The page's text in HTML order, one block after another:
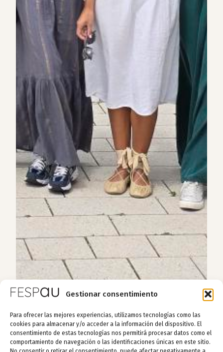
Gestionar consentimiento
Para ofrecer las mejores experiencias, utilizamos tecnologías como las
cookies para almacenar y/o acceder a la información del dispositivo. El
consentimiento de estas tecnologías nos permitirá procesar datos como el
comportamiento de navegación o las identificaciones únicas en este sitio.